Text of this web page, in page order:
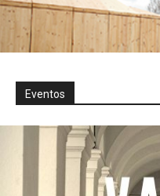
Eventos